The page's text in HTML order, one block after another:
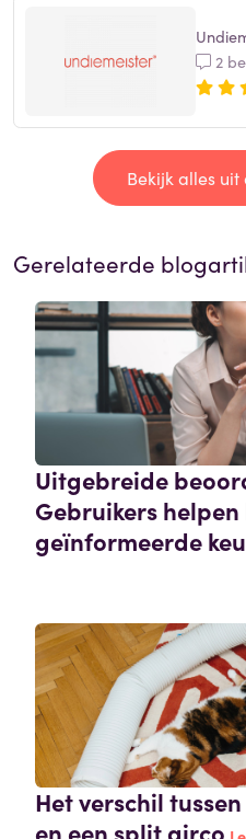
2
Bekijk alles
Gerelateerde
Uitgebreide
Gebruikers
geïnformeerde
Het verschil